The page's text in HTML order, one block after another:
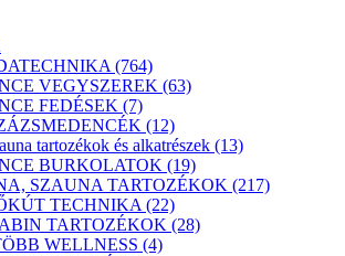
(764)
VEGYSZEREK (63)
FEDÉSEK (7)
(12)
tartozékok és alkatrészek (13)
BURKOLATOK (19)
SZAUNA TARTOZÉKOK (217)
TECHNIKA (22)
TARTOZÉKOK (28)
WELLNESS (4)